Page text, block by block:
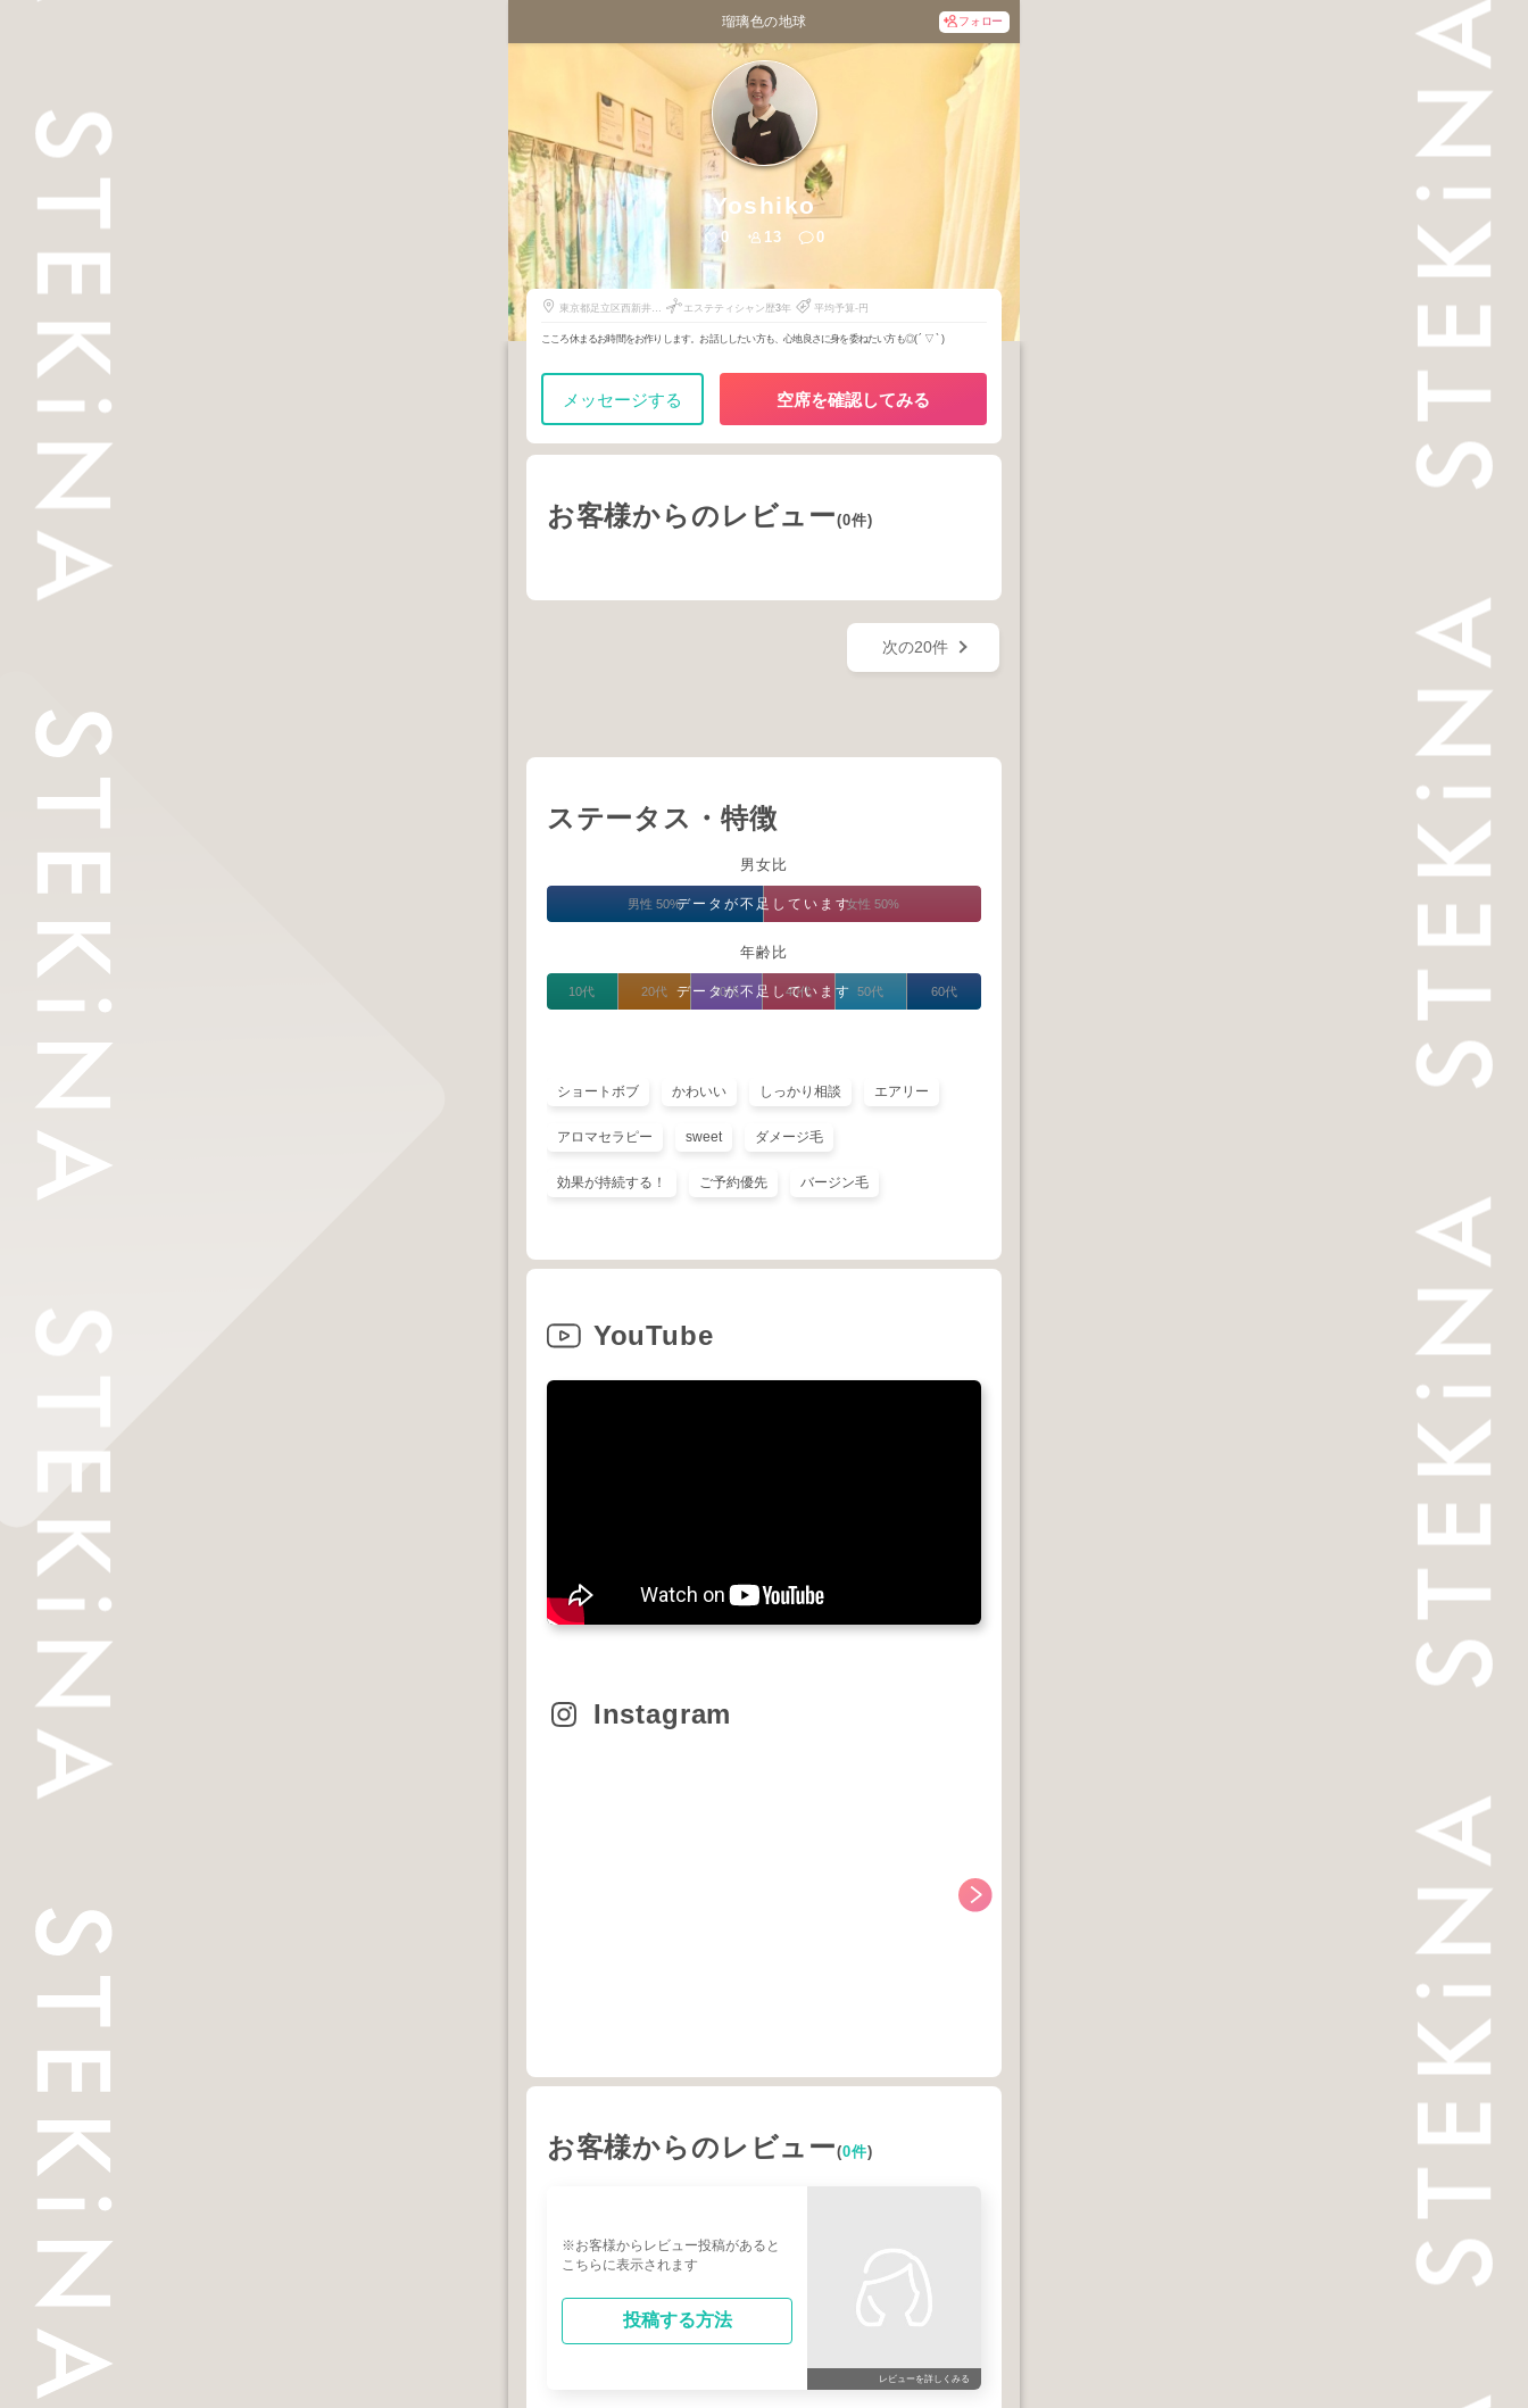
瑠璃色の地球 フォロー
Yoshiko
0 13 0
東京都足立区西新井栄
エステティシャン歴3年 平均予算-円
こころ休まるお時間をお作りします。お話ししたい方も、心地良さに身を委ねたい方も◎( ´ ▽ ` )
メッセージする 空席を確認してみる
お客様からのレビュー(0件)
次の20件
ステータス・特徴
男女比
データが不足しています
男性 50% 女性 50%
年齢比
データが不足しています
10代 20代 30代 40代 50代 60代
ショートボブ かわいい しっかり相談 エアリー
アロマセラピー sweet ダメージ毛
効果が持続する！ ご予約優先 バージン毛
YouTube
Instagram
お客様からのレビュー(0件)
※お客様からレビュー投稿があると
こちらに表示されます
投稿する方法
レビューを詳しくみる